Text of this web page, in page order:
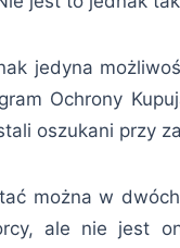
jedyna
Ochrony
oszukani przy
można w
ale nie jest